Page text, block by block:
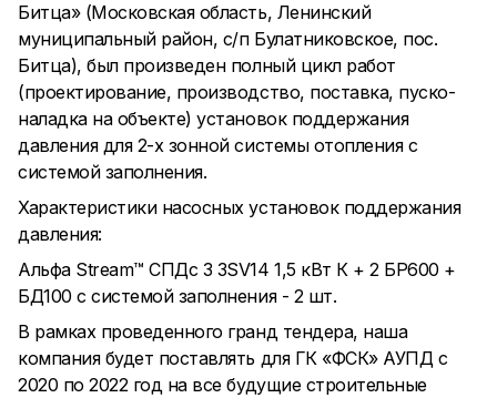
Битца» (Московская область, Ленинский
муниципальный район, с/п Булатниковское, пос.
Битца), был произведен полный цикл работ
(проектирование, производство, поставка, пуско-
наладка на объекте) установок поддержания
давления для 2-х зонной системы отопления с
системой заполнения.
Характеристики насосных установок поддержания
давления:
Альфа Stream™ СПДс 3 3SV14 1,5 кВт К + 2 БР600 +
БД100 с системой заполнения - 2 шт.
В рамках проведенного гранд тендера, наша
компания будет поставлять для ГК «ФСК» АУПД с
2020 по 2022 год на все будущие строительные